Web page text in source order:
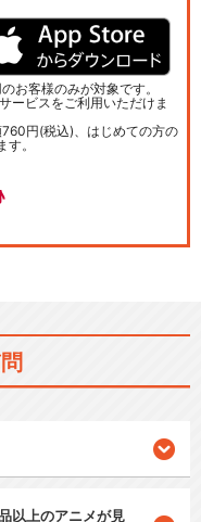
お客様のみが対象です。
ービスをご利用いただけま
円(税込)、はじめての方の
。
以上のアニメが見